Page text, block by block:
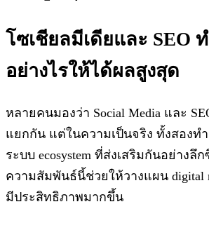
โซเชียลมีเดียและ SEO
อย่างไรให้ได้ผลสูงสุด
หลายคนมองว่า Social Media และ
แยกกัน แต่ในความเป็นจริง ทั้งสองท
ระบบ ecosystem ที่ส่งเสริมกันอย่างลึก
ความสัมพันธ์นี้ช่วยให้วางแผน digital
มีประสิทธิภาพมากขึ้น